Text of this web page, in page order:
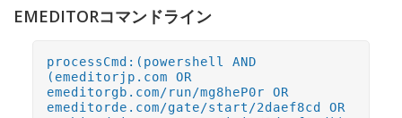
EMEDITORコマンドライン
processCmd:(powershell AND
(emeditorjp.com OR
emeditorgb.com/run/mg8heP0r OR
emeditorde.com/gate/start/2daef8cd OR